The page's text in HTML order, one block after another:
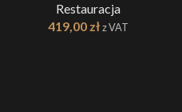
Restauracja
419,00 zł z VAT